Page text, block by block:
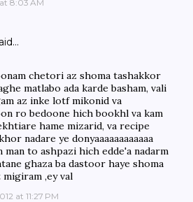
8:03 AM
chetori az shoma tashakkor
matlabo ada karde basham, vali
az inke lotf mikonid va
ro bedoone hich bookhl va kam
hame mizarid, va recipe
nadare ye donyaaaaaaaaaaaa
man to ashpazi hich edde'a nadarm
ghaza ba dastoor haye shoma
,ey val
at 11:27 PM